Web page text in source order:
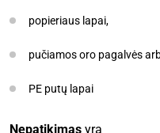
popieriaus lapai,
pučiamos oro pagalvės
PE putų lapai
Nepatikimas yra